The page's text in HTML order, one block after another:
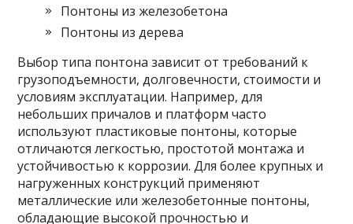
Понтоны из железобетона
Понтоны из дерева
Выбор типа понтона зависит от требований к
грузоподъемности, долговечности, стоимости и
условиям эксплуатации. Например, для
небольших причалов и платформ часто
используют пластиковые понтоны, которые
отличаются легкостью, простотой монтажа и
устойчивостью к коррозии. Для более крупных и
нагруженных конструкций применяют
металлические или железобетонные понтоны,
обладающие высокой прочностью и